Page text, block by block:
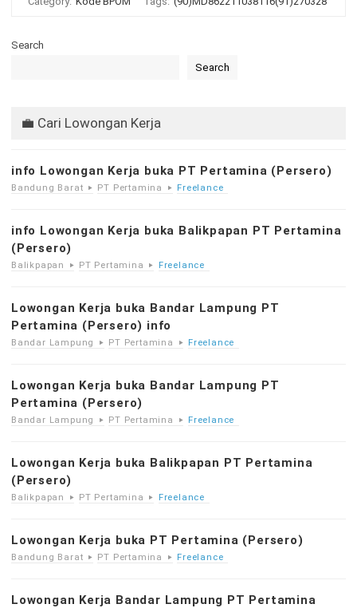
Search
Search
💼 Cari Lowongan Kerja
info Lowongan Kerja buka PT Pertamina (Persero)
Bandung Barat PT Pertamina Freelance
info Lowongan Kerja buka Balikpapan PT Pertamina
(Persero)
Balikpapan PT Pertamina Freelance
Lowongan Kerja buka Bandar Lampung PT
Pertamina (Persero) info
Bandar Lampung PT Pertamina Freelance
Lowongan Kerja buka Bandar Lampung PT
Pertamina (Persero)
Bandar Lampung PT Pertamina Freelance
Lowongan Kerja buka Balikpapan PT Pertamina
(Persero)
Balikpapan PT Pertamina Freelance
Lowongan Kerja buka PT Pertamina (Persero)
Bandung Barat PT Pertamina Freelance
Lowongan Kerja Bandar Lampung PT Pertamina